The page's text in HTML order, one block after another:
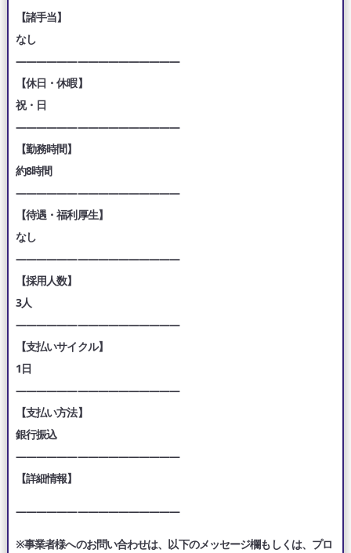
【諸手当】
なし
————————————————
【休日・休暇】
祝・日
————————————————
【勤務時間】
約8時間
————————————————
【待遇・福利厚生】
なし
————————————————
【採用人数】
3人
————————————————
【支払いサイクル】
1日
————————————————
【支払い方法】
銀行振込
————————————————
【詳細情報】
————————————————
※事業者様へのお問い合わせは、以下のメッセージ欄もしくは、プロ